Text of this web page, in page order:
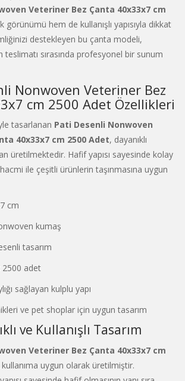
Veteriner Bez Çanta 40x33x7 cm
görünümü hem de kullanışlı yapısıyla dikkat
destekleyen bu çanta modeli,
sırasında profesyonel bir sunum
Nonwoven Veteriner Bez
cm 2500 Adet Özellikleri
tasarlanan Pati Desenli Nonwoven
40x33x7 cm 2500 Adet, dayanıklı
üretilmektedir. Hafif yapısı sayesinde kolay
ile çeşitli ürünlerin taşınmasına uygun
cm
kumaş
tasarım
2500 adet
sağlayan kulplu yapı
ve pet shoplar için uygun tasarım
ve Kullanışlı Tasarım
Veteriner Bez Çanta 40x33x7 cm
uygun olarak üretilmiştir.